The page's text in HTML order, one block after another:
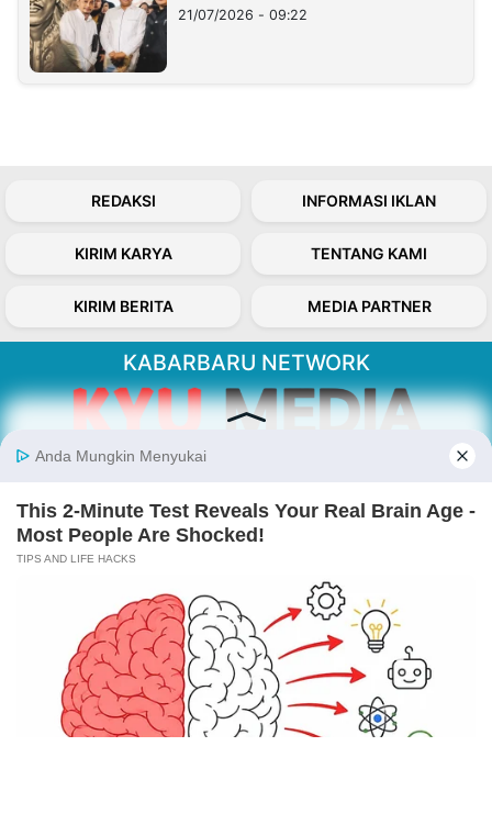
21/07/2026 - 09:22
REDAKSI INFORMASI IKLAN
KIRIM KARYA TENTANG KAMI
KIRIM BERITA MEDIA PARTNER
KABARBARU NETWORK
Kabarbaru.co menyajikan berita aktual dan
Follow Kabarbaru